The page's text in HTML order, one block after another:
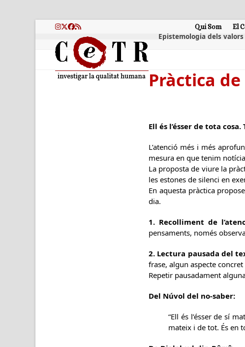
Instagram
Twitter
Facebook
RSS Qui Som El
Epistemologia dels valors
Pràctica
Ell és l’ésser de tota cosa.
L’atenció més i més
mesura en que tenim
La proposta de viure la
les estones de silenci en
En aquesta pràctica
dia.
1. Recolliment de
pensaments, només
2. Lectura pausada del
frase, algun aspecte
Repetir pausadament
Del Núvol del no-saber:
“Ell és l’ésser de sí
mateix i de tot. És en